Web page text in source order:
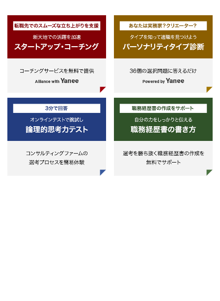
し、当行、借入人、参加金融機関
資家の全体最適となるベストソリ
ーションを提供。